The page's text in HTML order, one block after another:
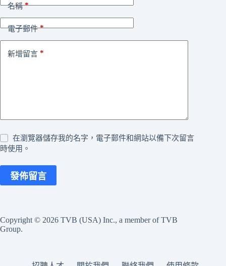
名稱*
電子郵件*
新增留言 *
在瀏覽器儲存我的名字，電子郵件和網站以備下次留言
時使用。
發佈留言
Copyright © 2026 TVB (USA) Inc., a member of TVB
Group.